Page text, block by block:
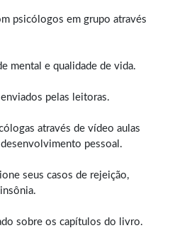
psicólogos em grupo através
mental e qualidade de vida.
pelas leitoras.
através de vídeo aulas
pessoal.
seus casos de rejeição,
sobre os capítulos do livro.